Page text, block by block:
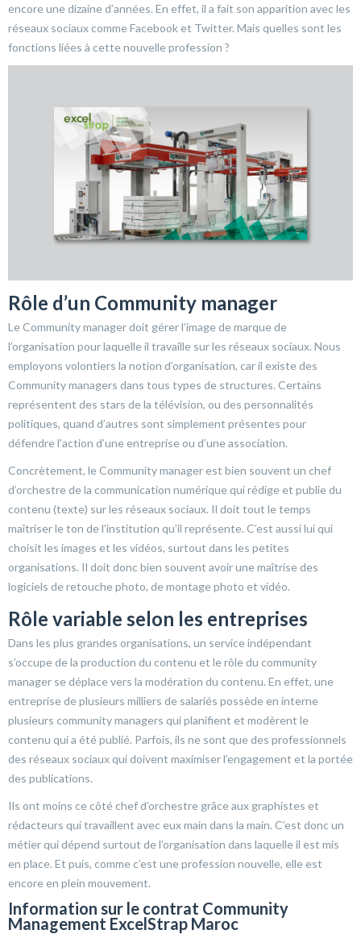
encore une dizaine d’années. En effet, il a fait son apparition avec les
réseaux sociaux comme Facebook et Twitter. Mais quelles sont les
fonctions liées à cette nouvelle profession ?
Rôle d’un Community manager
Le Community manager doit gérer l’image de marque de
l’organisation pour laquelle il travaille sur les réseaux sociaux. Nous
employons volontiers la notion d’organisation, car il existe des
Community managers dans tous types de structures. Certains
représentent des stars de la télévision, ou des personnalités
politiques, quand d’autres sont simplement présentes pour
défendre l’action d’une entreprise ou d’une association.
Concrètement, le Community manager est bien souvent un chef
d’orchestre de la communication numérique qui rédige et publie du
contenu (texte) sur les réseaux sociaux. Il doit tout le temps
maîtriser le ton de l’institution qu’il représente. C’est aussi lui qui
choisit les images et les vidéos, surtout dans les petites
organisations. Il doit donc bien souvent avoir une maîtrise des
logiciels de retouche photo, de montage photo et vidéo.
Rôle variable selon les entreprises
Dans les plus grandes organisations, un service indépendant
s’occupe de la production du contenu et le rôle du community
manager se déplace vers la modération du contenu. En effet, une
entreprise de plusieurs milliers de salariés possède en interne
plusieurs community managers qui planifient et modèrent le
contenu qui a été publié. Parfois, ils ne sont que des professionnels
des réseaux sociaux qui doivent maximiser l’engagement et la portée
des publications.
Ils ont moins ce côté chef d’orchestre grâce aux graphistes et
rédacteurs qui travaillent avec eux main dans la main. C’est donc un
métier qui dépend surtout de l’organisation dans laquelle il est mis
en place. Et puis, comme c’est une profession nouvelle, elle est
encore en plein mouvement.
Information sur le contrat Community
Management ExcelStrap Maroc